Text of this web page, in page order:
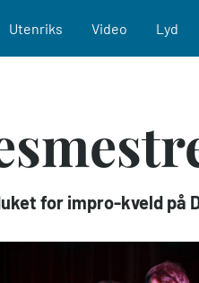
Utenriks Video Lyd
for impro-kveld